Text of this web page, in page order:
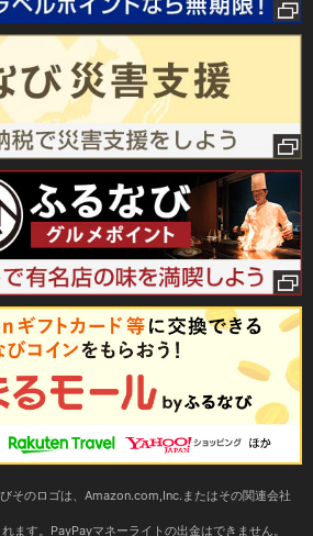
そのロゴは、Amazon.com,Inc.またはその関連会社
ます。PayPayマネーライトの出金はできません。